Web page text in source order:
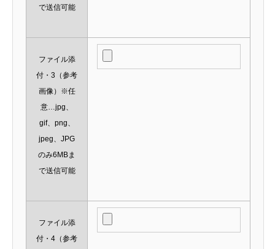
で送信可能
ファイル添
付・3（参考
画像）※任
意…jpg、
gif、png、
jpeg、JPG
のみ6MBま
で送信可能
ファイル添
付・4（参考